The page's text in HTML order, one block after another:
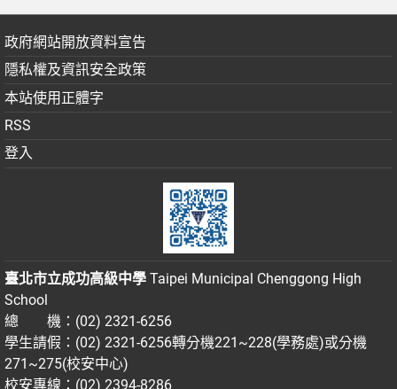
政府網站開放資料宣告
隱私權及資訊安全政策
本站使用正體字
RSS
登入
臺北市立成功高級中學 Taipei Municipal Chenggong High
School
總 機：(02) 2321-6256
學生請假：(02) 2321-6256轉分機221~228(學務處)或分機
271~275(校安中心)
校安專線：(02) 2394-8286